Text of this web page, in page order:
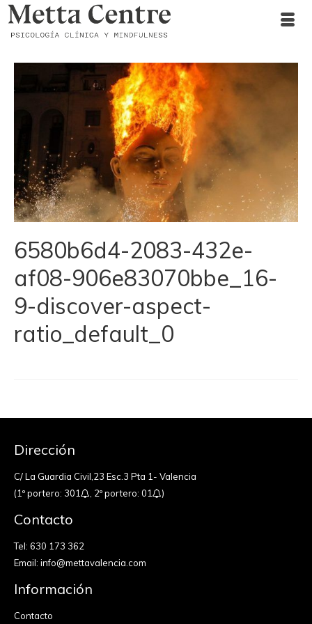
6580b6d4-2083-432e-
af08-906e83070bbe_16-
9-discover-aspect-
ratio_default_0
Dirección
C/ La Guardia Civil,23 Esc.3 Pta 1- Valencia
(1º portero: 301
, 2º portero: 01 )
Contacto
Tel: 630 173 362
Email: info@mettavalencia.com
Información
Contacto